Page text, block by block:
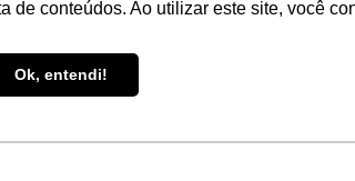
conteúdos. Ao utilizar este site, você
Ok, entendi!